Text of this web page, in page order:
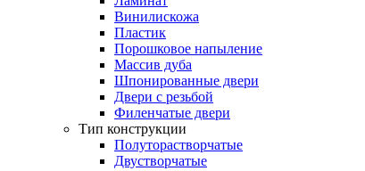
Винилискожа
Пластик
Порошковое напыление
Массив дуба
Шпонированные двери
Двери с резьбой
Филенчатые двери
Тип конструкции
Полуторастворчатые
Двустворчатые